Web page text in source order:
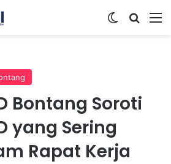
Switch skin
Bontang Soroti
yang Sering
Rapat Kerja